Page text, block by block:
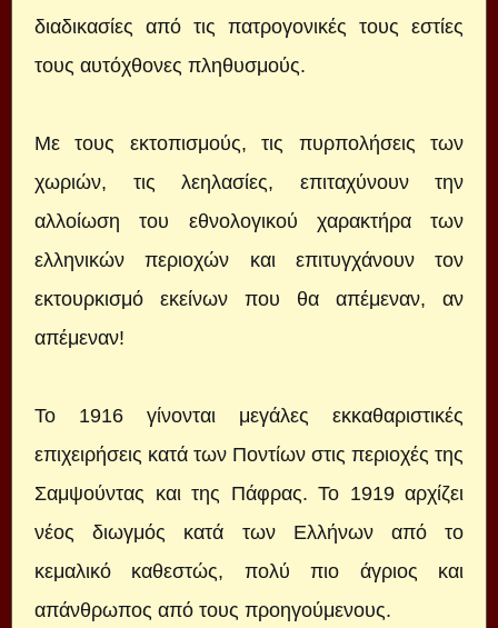
διαδικασίες από τις πατρογονικές τους εστίες
τους αυτόχθονες πληθυσμούς.
Με τους εκτοπισμούς, τις πυρπολήσεις των
χωριών, τις λεηλασίες, επιταχύνουν την
αλλοίωση του εθνολογικού χαρακτήρα των
ελληνικών περιοχών και επιτυγχάνουν τον
εκτουρκισμό εκείνων που θα απέμεναν, αν
απέμεναν!
Το 1916 γίνονται μεγάλες εκκαθαριστικές
επιχειρήσεις κατά των Ποντίων στις περιοχές της
Σαμψούντας και της Πάφρας. Το 1919 αρχίζει
νέος διωγμός κατά των Ελλήνων από το
κεμαλικό καθεστώς, πολύ πιο άγριος και
απάνθρωπος από τους προηγούμενους.